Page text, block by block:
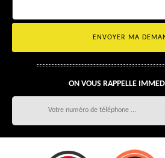
ON VOUS RAPPELLE